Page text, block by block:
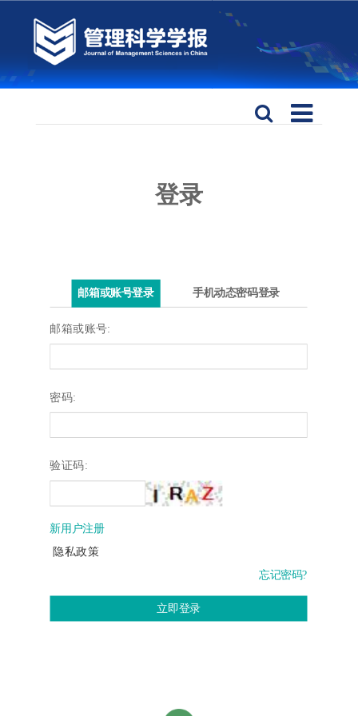
登录
邮箱或账号登录 手机动态密码登录
邮箱或账号:
密码:
验证码:
新用户注册
隐私政策
忘记密码?
立即登录